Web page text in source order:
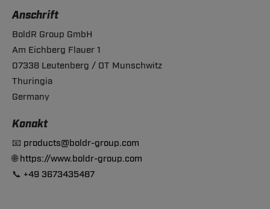
Anschrift
BoldR Group GmbH
Am Eichberg Flauer 1
07338 Leutenberg / OT Munschwitz
Thuringia
Germany
Konakt
📧 products@boldr-group.com
🌐https://www.boldr-group.com
📞 +49 3673435487